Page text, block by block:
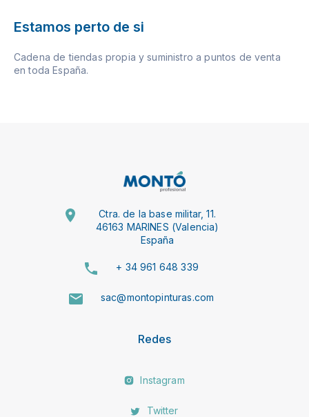
Estamos perto de si
Cadena de tiendas propia y suministro a puntos de venta
en toda España.
Ctra. de la base militar, 11.
46163 MARINES (Valencia)
España
+ 34 961 648 339
sac@montopinturas.com
Redes
Instagram
Twitter